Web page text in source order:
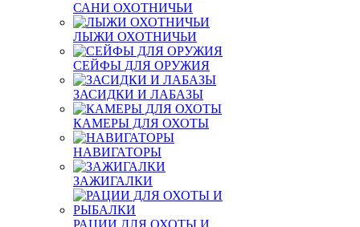
САНИ ОХОТНИЧЬИ
ЛЫЖИ ОХОТНИЧЬИ
СЕЙФЫ ДЛЯ ОРУЖИЯ
ЗАСИДКИ И ЛАБАЗЫ
КАМЕРЫ ДЛЯ ОХОТЫ
НАВИГАТОРЫ
ЗАЖИГАЛКИ
РАЦИИ ДЛЯ ОХОТЫ И